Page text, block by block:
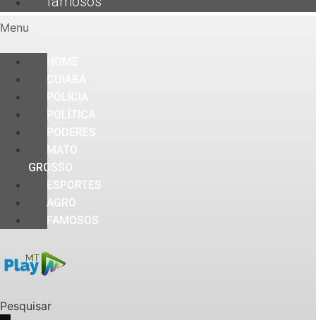
Menu
PODERES
MATO
GROSSO
ESPORTES
AGRO
FAMOSOS
Pesquisar